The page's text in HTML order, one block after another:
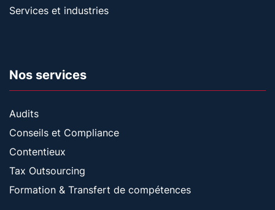
Services et industries
Nos services
Audits
Conseils et Compliance
Contentieux
Tax Outsourcing
Formation & Transfert de compétences